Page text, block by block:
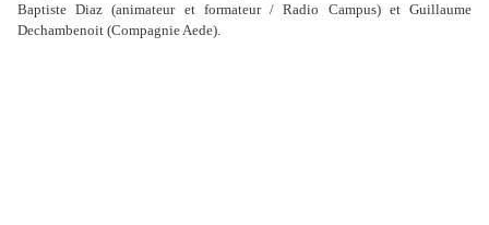
Baptiste Diaz (animateur et formateur / Radio Campus) et Guillaume
Dechambenoit (Compagnie Aede).